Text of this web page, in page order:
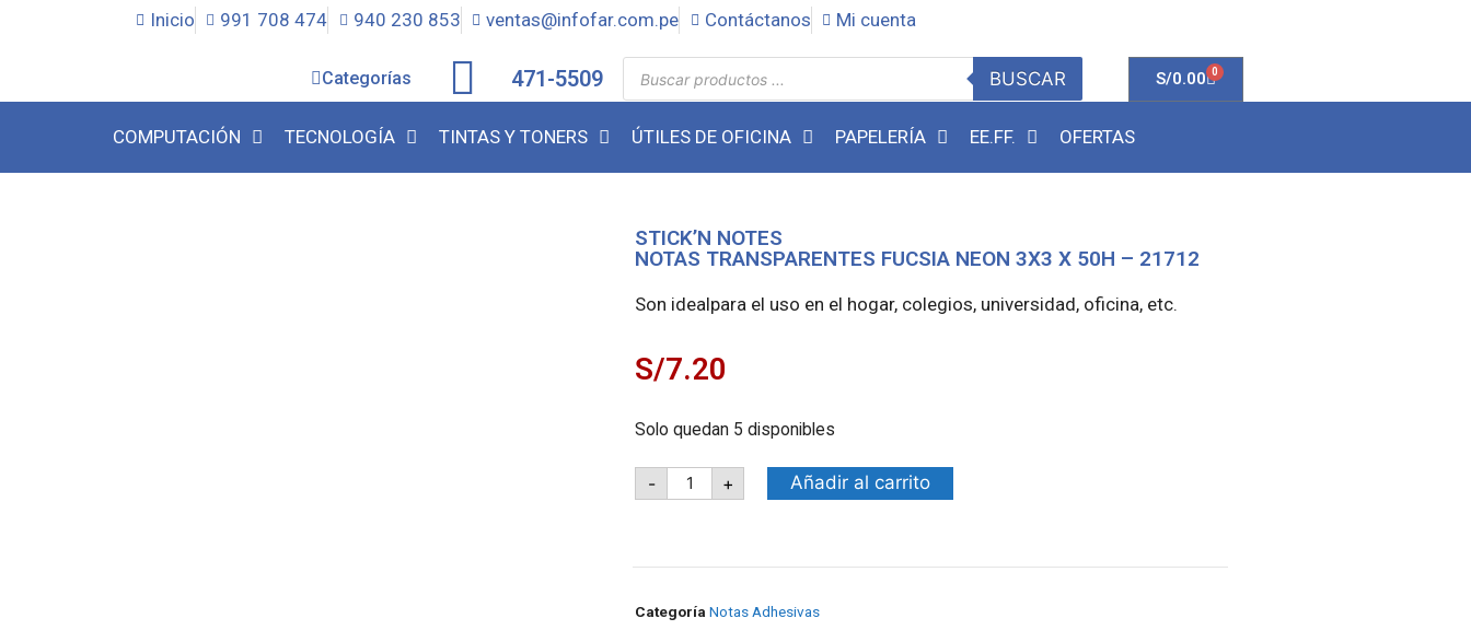
Inicio 991 708 474 940 230 853 ventas@infofar.com.pe Contáctanos Mi cuenta
Categorías 471-5509 BUSCAR S/0.00 0
COMPUTACIÓN TECNOLOGÍA TINTAS Y TONERS ÚTILES DE OFICINA PAPELERÍA EE.FF. OFERTAS
STICK’N NOTES
NOTAS TRANSPARENTES FUCSIA NEON 3X3 X 50H – 21712
Son idealpara el uso en el hogar, colegios, universidad, oficina, etc.
S/7.20
Solo quedan 5 disponibles
- + Añadir al carrito
Categoría Notas Adhesivas